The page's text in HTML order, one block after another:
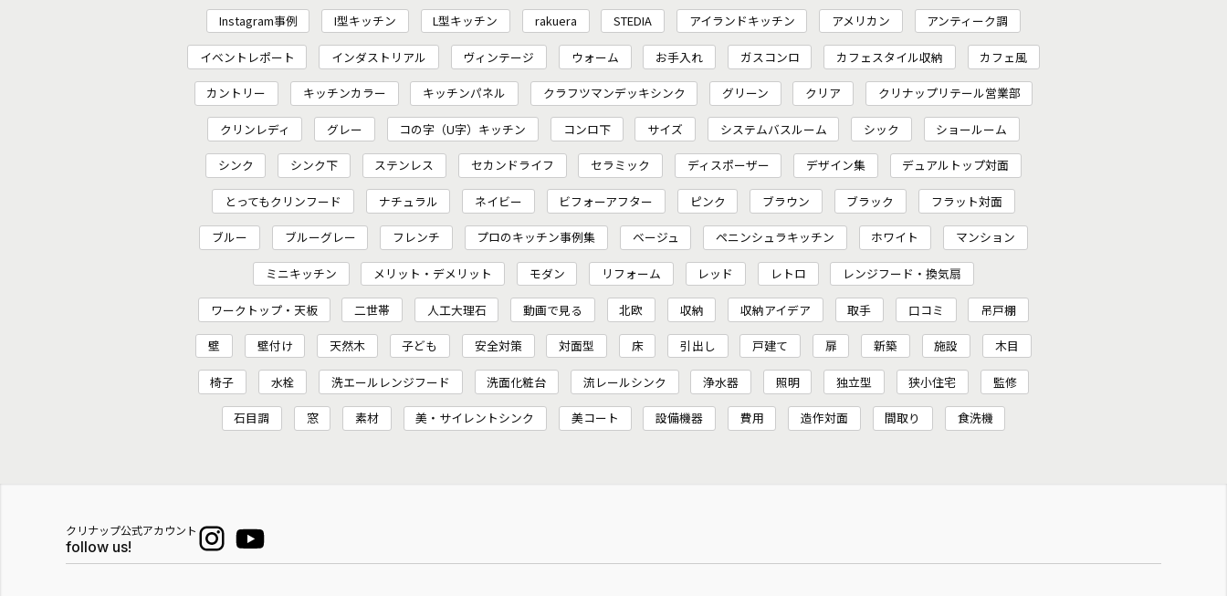
Instagram事例 I型キッチン L型キッチン rakuera STEDIA アイランドキッチン アメリカン アンティーク調
イベントレポート インダストリアル ヴィンテージ ウォーム お手入れ ガスコンロ カフェスタイル収納 カフェ風
カントリー キッチンカラー キッチンパネル クラフツマンデッキシンク グリーン クリア クリナップリテール営業部
クリンレディ グレー コの字（U字）キッチン コンロ下 サイズ システムバスルーム シック ショールーム
シンク シンク下 ステンレス セカンドライフ セラミック ディスポーザー デザイン集 デュアルトップ対面
とってもクリンフード ナチュラル ネイビー ビフォーアフター ピンク ブラウン ブラック フラット対面
ブルー ブルーグレー フレンチ プロのキッチン事例集 ベージュ ペニンシュラキッチン ホワイト マンション
ミニキッチン メリット・デメリット モダン リフォーム レッド レトロ レンジフード・換気扇
ワークトップ・天板 二世帯 人工大理石 動画で見る 北欧 収納 収納アイデア 取手 口コミ 吊戸棚
壁 壁付け 天然木 子ども 安全対策 対面型 床 引出し 戸建て 扉 新築 施設 木目
椅子 水栓 洗エールレンジフード 洗面化粧台 流レールシンク 浄水器 照明 独立型 狭小住宅 監修
石目調 窓 素材 美・サイレントシンク 美コート 設備機器 費用 造作対面 間取り 食洗機
クリナップ公式アカウント
follow us!